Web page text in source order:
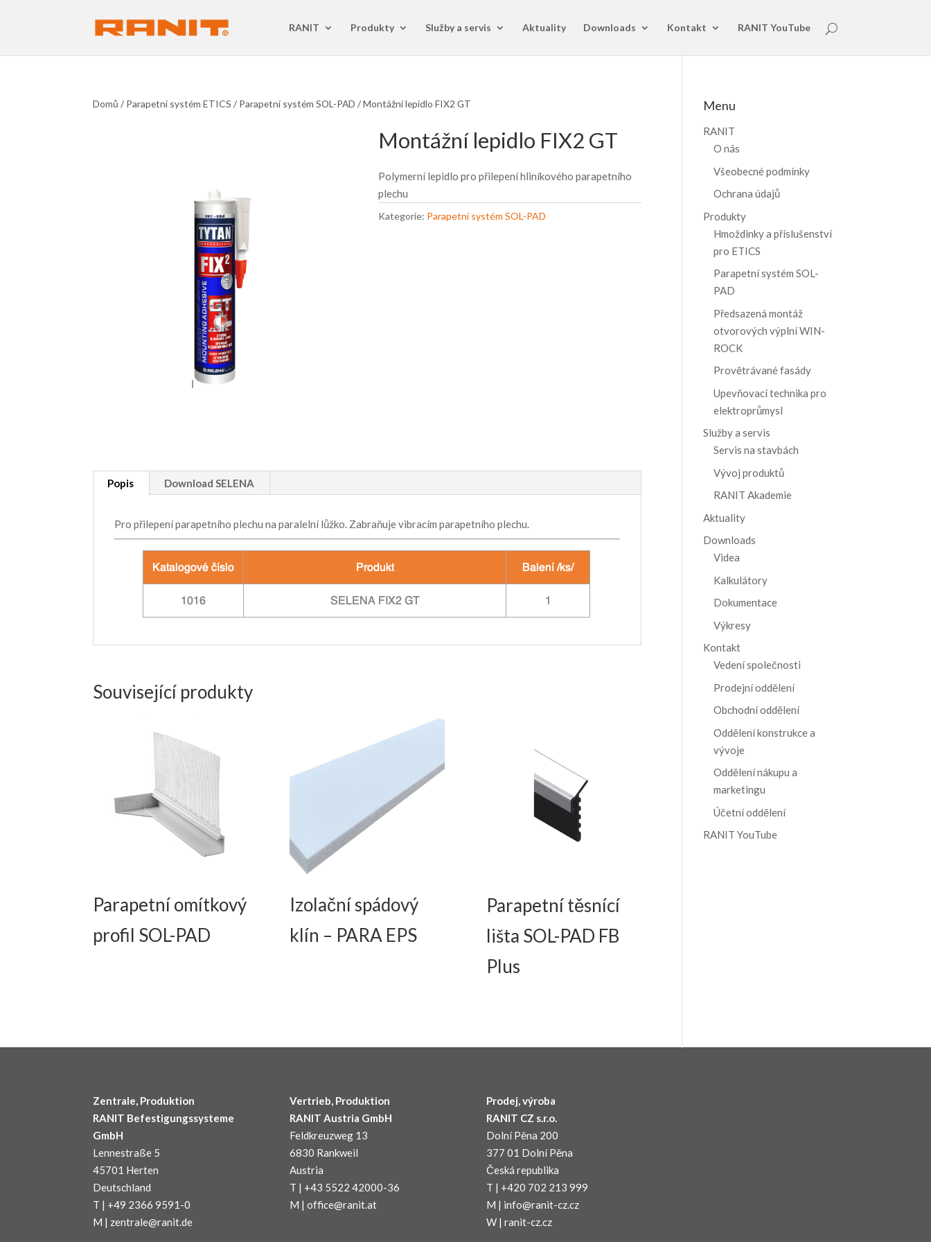
RANIT Produkty Služby a servis Aktuality Downloads Kontakt RANIT YouTube
Domů / Parapetní systém ETICS / Parapetní systém SOL-PAD / Montážní lepidlo FIX2 GT
Montážní lepidlo FIX2 GT
Polymerní lepidlo pro přilepení hliníkového parapetního
plechu
Kategorie: Parapetní systém SOL-PAD
Popis Download SELENA
Pro přilepení parapetního plechu na paralelní lůžko. Zabraňuje vibracím parapetního plechu.
Související produkty
Parapetní omítkový
profil SOL-PAD
Izolační spádový
klín – PARA EPS
Parapetní těsnící
lišta SOL-PAD FB
Plus
Menu
RANIT
O nás
Všeobecné podmínky
Ochrana údajů
Produkty
Hmoždinky a příslušenství
pro ETICS
Parapetní systém SOL-
PAD
Předsazená montáž
otvorových výplní WIN-
ROCK
Provětrávané fasády
Upevňovací technika pro
elektroprůmysl
Služby a servis
Servis na stavbách
Vývoj produktů
RANIT Akademie
Aktuality
Downloads
Videa
Kalkulátory
Dokumentace
Výkresy
Kontakt
Vedení společnosti
Prodejní oddělení
Obchodní oddělení
Oddělení konstrukce a
vývoje
Oddělení nákupu a
marketingu
Účetní oddělení
RANIT YouTube
Zentrale, Produktion
RANIT Befestigungssysteme
GmbH
Lennestraße 5
45701 Herten
Deutschland
T | +49 2366 9591-0
M | zentrale@ranit.de
Vertrieb, Produktion
RANIT Austria GmbH
Feldkreuzweg 13
6830 Rankweil
Austria
T | +43 5522 42000-36
M | office@ranit.at
Prodej, výroba
RANIT CZ s.r.o.
Dolní Pěna 200
377 01 Dolní Pěna
Česká republika
T | +420 702 213 999
M | info@ranit-cz.cz
W | ranit-cz.cz